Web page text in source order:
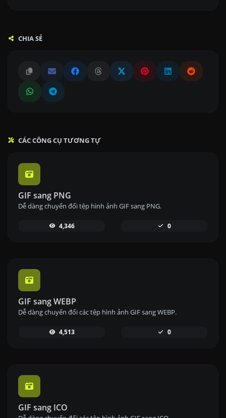
CHIA SẺ
CÁC CÔNG CỤ TƯƠNG TỰ
GIF sang PNG
Dễ dàng chuyển đổi tệp hình ảnh GIF sang PNG.
4,346 0
GIF sang WEBP
Dễ dàng chuyển đổi các tệp hình ảnh GIF sang WEBP.
4,513 0
GIF sang ICO